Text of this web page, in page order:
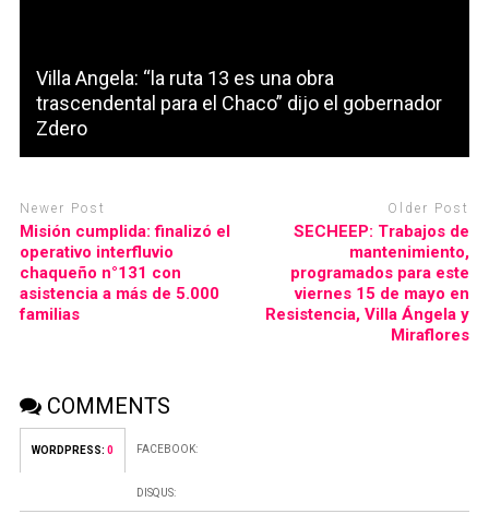
Villa Angela: “la ruta 13 es una obra
trascendental para el Chaco” dijo el gobernador
Zdero
Newer Post
Misión cumplida: finalizó el
operativo interfluvio
chaqueño n°131 con
asistencia a más de 5.000
familias
Older Post
SECHEEP: Trabajos de
mantenimiento,
programados para este
viernes 15 de mayo en
Resistencia, Villa Ángela y
Miraflores
COMMENTS
WORDPRESS: 0 FACEBOOK:
DISQUS: